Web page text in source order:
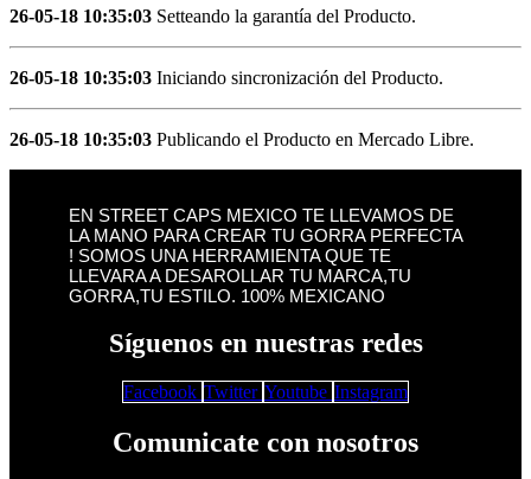
26-05-18 10:35:03 Setteando la garantía del Producto.
26-05-18 10:35:03 Iniciando sincronización del Producto.
26-05-18 10:35:03 Publicando el Producto en Mercado Libre.
EN STREET CAPS MEXICO TE LLEVAMOS DE
LA MANO PARA CREAR TU GORRA PERFECTA
! SOMOS UNA HERRAMIENTA QUE TE
LLEVARA A DESAROLLAR TU MARCA,TU
GORRA,TU ESTILO. 100% MEXICANO
Síguenos en nuestras redes
Facebook Twitter Youtube Instagram
Comunicate con nosotros